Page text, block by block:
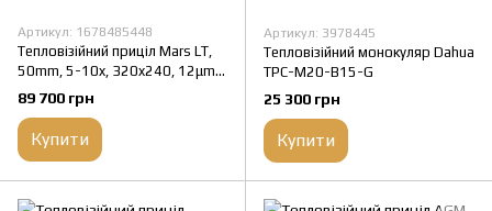
Артикул: 1678485448
Тепловізійний приціл Mars LT,
50mm, 5-10x, 320x240, 12μm,
60Hz, Thermal Rifle Scope
89 700 грн
Купити
Артикул: 3978445
Тепловізійний монокуляр Dahua
TPC-M20-B15-G
25 300 грн
Купити